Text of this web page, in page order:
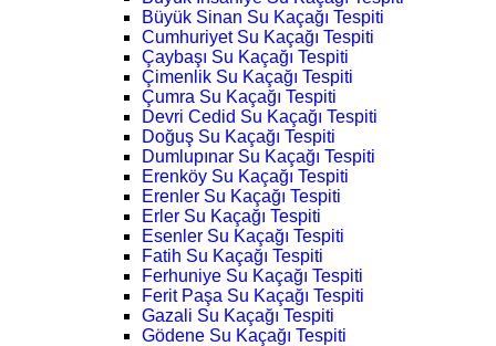
Büyük Sinan Su Kaçağı Tespiti
Cumhuriyet Su Kaçağı Tespiti
Çaybaşı Su Kaçağı Tespiti
Çimenlik Su Kaçağı Tespiti
Çumra Su Kaçağı Tespiti
Devri Cedid Su Kaçağı Tespiti
Doğuş Su Kaçağı Tespiti
Dumlupınar Su Kaçağı Tespiti
Erenköy Su Kaçağı Tespiti
Erenler Su Kaçağı Tespiti
Erler Su Kaçağı Tespiti
Esenler Su Kaçağı Tespiti
Fatih Su Kaçağı Tespiti
Ferhuniye Su Kaçağı Tespiti
Ferit Paşa Su Kaçağı Tespiti
Gazali Su Kaçağı Tespiti
Gödene Su Kaçağı Tespiti